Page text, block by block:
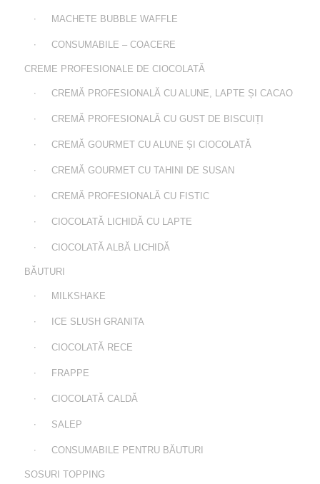
MACHETE BUBBLE WAFFLE
CONSUMABILE – COACERE
CREME PROFESIONALE DE CIOCOLATĂ
CREMĂ PROFESIONALĂ CU ALUNE, LAPTE ȘI CACAO
CREMĂ PROFESIONALĂ CU GUST DE BISCUIȚI
CREMĂ GOURMET CU ALUNE ȘI CIOCOLATĂ
CREMĂ GOURMET CU TAHINI DE SUSAN
CREMĂ PROFESIONALĂ CU FISTIC
CIOCOLATĂ LICHIDĂ CU LAPTE
CIOCOLATĂ ALBĂ LICHIDĂ
BĂUTURI
MILKSHAKE
ICE SLUSH GRANITA
CIOCOLATĂ RECE
FRAPPE
CIOCOLATĂ CALDĂ
SALEP
CONSUMABILE PENTRU BĂUTURI
SOSURI TOPPING